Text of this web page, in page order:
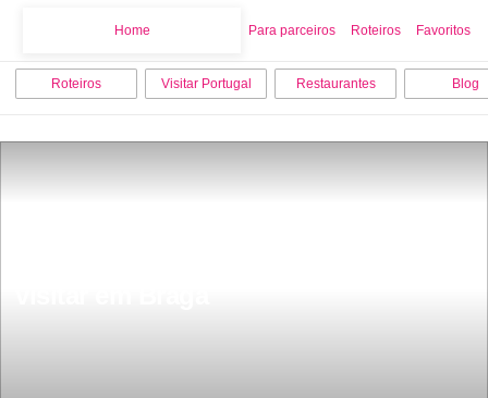
Home Para parceiros Roteiros Favoritos
Roteiros Visitar Portugal Restaurantes Blog